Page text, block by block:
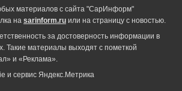
материалов с сайта "СарИнформ"
на sarinform.ru или на страницу с новостью.
за достоверность информации в
Такие материалы выходят с пометкой
и «Реклама».
и сервиc Яндекс.Метрика